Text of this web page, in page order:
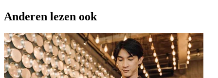
Anderen lezen ook